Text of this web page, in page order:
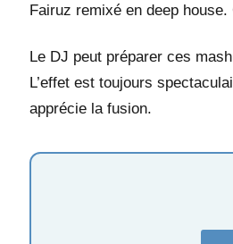
Fairuz remixé en deep
Le DJ peut préparer ces
L’effet est toujours
apprécie la fusion.